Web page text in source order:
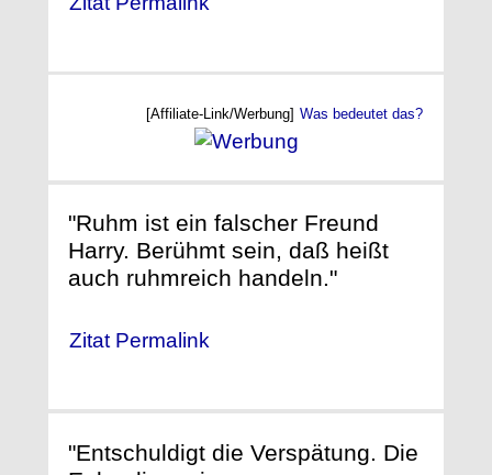
[Affiliate-Link/Werbung] Was bedeutet das?
"Ruhm ist ein falscher Freund
Harry. Berühmt sein, daß heißt
auch ruhmreich handeln."
Zitat Permalink
"Entschuldigt die Verspätung. Die